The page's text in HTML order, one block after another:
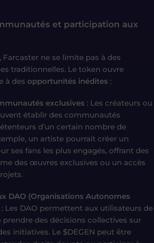
et participation aux
Farcaster ne se limite pas à des
traditionnelles. Le token ouvre
à des opportunités inédites :
exclusives : Les créateurs ou
établir des communautés
d’un certain nombre de
un artiste pourrait créer un
ses fans les plus engagés, offrant des
des œuvres exclusives ou un accès
DAO (Organisations Autonomes
: Les DAO permettent aux utilisateurs de
prendre des décisions collectives sur
initiatives. Le $DEGEN peut être